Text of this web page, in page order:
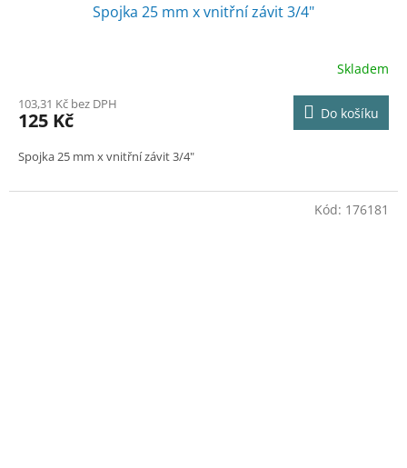
Spojka 25 mm x vnitřní závit 3/4"
Skladem
103,31 Kč bez DPH
125 Kč Do košíku
Spojka 25 mm x vnitřní závit 3/4"
Kód: 176181